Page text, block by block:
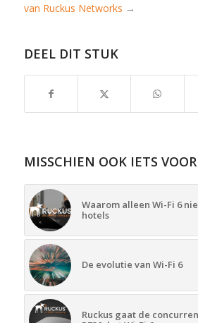
van Ruckus Networks →
DEEL DIT STUK
MISSCHIEN OOK IETS
Waarom alleen Wi-Fi 6
hotels
De evolutie van Wi-Fi 6
Ruckus gaat de